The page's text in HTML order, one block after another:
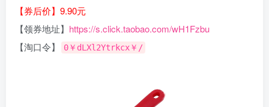
【券后价】9.90元
【领券地址】 https://s.click.taobao.com/wH1Fzbu
【淘口令】
0￥dLXl2Ytrkcx￥/